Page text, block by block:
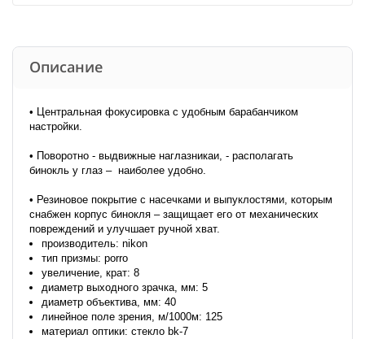
Описание
• Центральная фокусировка с удобным барабанчиком
настройки.
• Поворотно - выдвижные наглазникаи, - располагать
бинокль у глаз – наиболее удобно.
• Резиновое покрытие с насечками и выпуклостями, которым
снабжен корпус бинокля – защищает его от механических
повреждений и улучшает ручной хват.
производитель: nikon
тип призмы: porro
увеличение, крат: 8
диаметр выходного зрачка, мм: 5
диаметр объектива, мм: 40
линейное поле зрения, м/1000м: 125
материал оптики: стекло bk-7